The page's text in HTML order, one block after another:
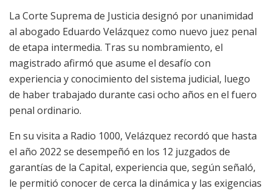
La Corte Suprema de Justicia designó por unanimidad
al abogado Eduardo Velázquez como nuevo juez penal
de etapa intermedia. Tras su nombramiento, el
magistrado afirmó que asume el desafío con
experiencia y conocimiento del sistema judicial, luego
de haber trabajado durante casi ocho años en el fuero
penal ordinario.
En su visita a Radio 1000, Velázquez recordó que hasta
el año 2022 se desempeñó en los 12 juzgados de
garantías de la Capital, experiencia que, según señaló,
le permitió conocer de cerca la dinámica y las exigencias